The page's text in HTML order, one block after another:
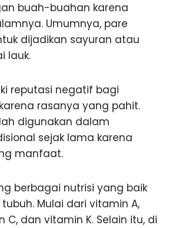
buah-buahan karena
Umumnya, pare
dijadikan sayuran atau
lauk.
reputasi negatif bagi
rasanya yang pahit.
digunakan dalam
sejak lama karena
manfaat.
berbagai nutrisi yang baik
Mulai dari vitamin A,
C, dan vitamin K. Selain itu, di